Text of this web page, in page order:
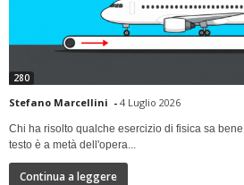
280
Stefano Marcellini - 4 Luglio 2026
Chi ha risolto qualche esercizio di fisica sa
testo è a metà dell'opera...
Continua a leggere